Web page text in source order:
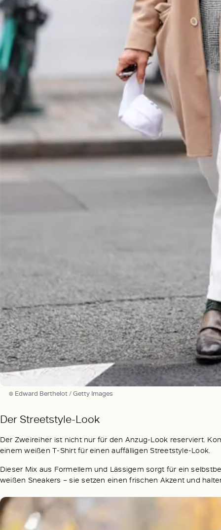
© Edward Berthelot / Getty Images
Der Streetstyle-Look
Der Zweireiher ist nicht nur für den Anzug-Look reserviert.
einem weißen T-Shirt für einen auffälligen Streetstyle-Look.
Dieser Mix aus Formellem und Lässigem sorgt für ein
weißen Sneakers – sie setzen einen frischen Akzent und